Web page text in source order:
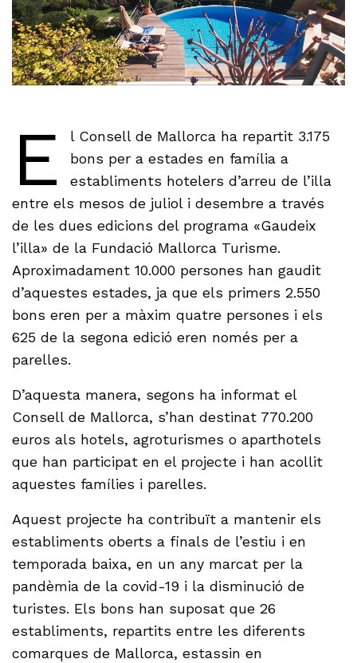
E
l Consell de Mallorca ha repartit 3.175
bons per a estades en família a
establiments hotelers d’arreu de l’illa
entre els mesos de juliol i desembre a través
de les dues edicions del programa «Gaudeix
l’illa» de la Fundació Mallorca Turisme.
Aproximadament 10.000 persones han gaudit
d’aquestes estades, ja que els primers 2.550
bons eren per a màxim quatre persones i els
625 de la segona edició eren només per a
parelles.
D’aquesta manera, segons ha informat el
Consell de Mallorca, s’han destinat 770.200
euros als hotels, agroturismes o aparthotels
que han participat en el projecte i han acollit
aquestes famílies i parelles.
Aquest projecte ha contribuït a mantenir els
establiments oberts a finals de l’estiu i en
temporada baixa, en un any marcat per la
pandèmia de la covid-19 i la disminució de
turistes. Els bons han suposat que 26
establiments, repartits entre les diferents
comarques de Mallorca, estassin en